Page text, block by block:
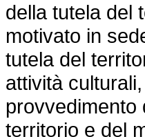
della tutela del
motivato in
tutela del
attività
provvedimento
territorio e del